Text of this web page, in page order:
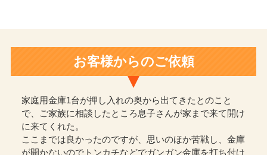
お客様からのご依頼
家庭用金庫1台が押し入れの奥から出てきたとのこと
で、ご家族に相談したところ息子さんが家まで来て開け
に来てくれた。
ここまでは良かったのですが、思いのほか苦戦し、金庫
が開かないのでトンカチなどでガンガン金庫を打ち付け